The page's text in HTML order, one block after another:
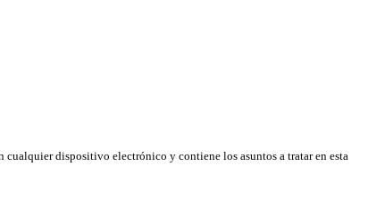
dispositivo electrónico y contiene los asuntos a tratar en esta